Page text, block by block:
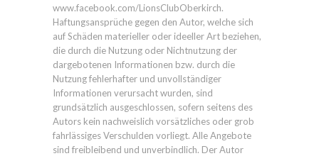
www.facebook.com/LionsClubOberkirch.
Haftungsansprüche gegen den Autor, welche sich
auf Schäden materieller oder ideeller Art beziehen,
die durch die Nutzung oder Nichtnutzung der
dargebotenen Informationen bzw. durch die
Nutzung fehlerhafter und unvollständiger
Informationen verursacht wurden, sind
grundsätzlich ausgeschlossen, sofern seitens des
Autors kein nachweislich vorsätzliches oder grob
fahrlässiges Verschulden vorliegt. Alle Angebote
sind freibleibend und unverbindlich. Der Autor